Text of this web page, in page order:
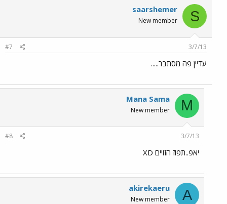
S
saarshemer
New member
3/7/13
#7
עדיין פה מסתבר.....
M
Mana Sama
New member
3/7/13
#8
יאפ..תפוז הזויים XD
A
akirekaeru
New member